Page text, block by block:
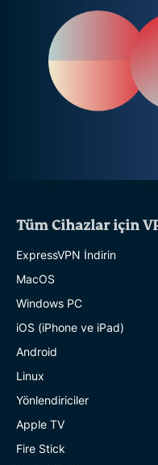
Tüm Cihazlar için
ExpressVPN İndirin
MacOS
Windows PC
iOS (iPhone ve iPad)
Android
Linux
Yönlendiriciler
Apple TV
Fire Stick